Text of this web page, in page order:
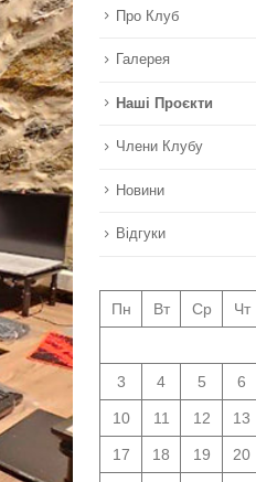
Про Клуб
Галерея
Наші Проєкти
Члени Клубу
Новини
Відгуки
Пн Вт Ср Чт
3 4 5 6
10 11 12 13
17 18 19 20